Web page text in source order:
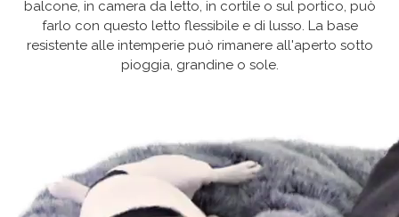
balcone, in camera da letto, in cortile o sul portico, può
farlo con questo letto flessibile e di lusso. La base
resistente alle intemperie può rimanere all'aperto sotto
pioggia, grandine o sole.